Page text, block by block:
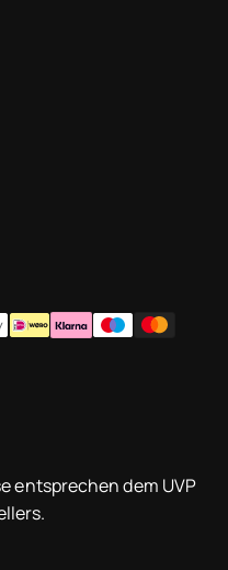
entsprechen dem UVP